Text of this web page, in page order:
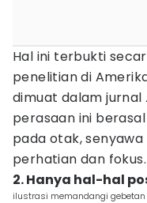
Hal ini terbukti
penelitian di
dimuat dalam jurnal
perasaan ini
pada otak,
perhatian dan fokus.
2. Hanya hal-hal
ilustrasi memandangi